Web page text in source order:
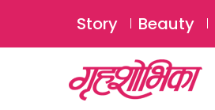
Story Beauty